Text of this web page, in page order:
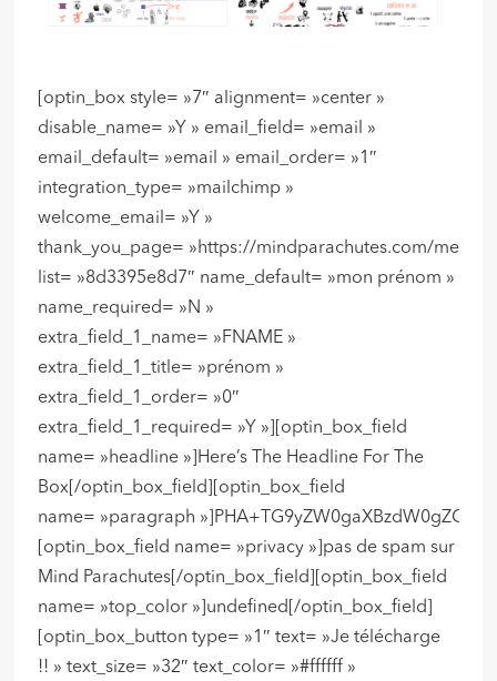
[optin_box style= »7″ alignment= »center »
disable_name= »Y » email_field= »email »
email_default= »email » email_order= »1″
integration_type= »mailchimp »
welcome_email= »Y »
thank_you_page= »https://mindparachutes.com/merci/
list= »8d3395e8d7″ name_default= »mon prénom »
name_required= »N »
extra_field_1_name= »FNAME »
extra_field_1_title= »prénom »
extra_field_1_order= »0″
extra_field_1_required= »Y »][optin_box_field
name= »headline »]Here’s The Headline For The
Box[/optin_box_field][optin_box_field
name= »paragraph
[optin_box_field name= »privacy »]pas de spam sur
Mind Parachutes[/optin_box_field][optin_box_field
name= »top_color »]undefined[/optin_box_field]
[optin_box_button type= »1″ text= »Je télécharge
!! » text_size= »32″ text_color= »#ffffff »